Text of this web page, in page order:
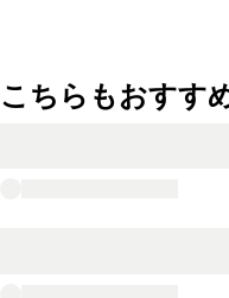
こちらもおすす